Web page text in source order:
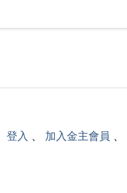
登入 、 加入金主會員 、